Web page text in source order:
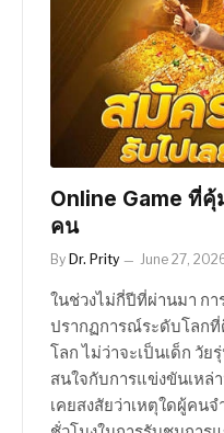
Online Game ที่คุ้
คน
By Dr. Prity June 27,
ในช่วงไม่กี่ปีที่ผ่านมา ก
ปรากฏการณ์ระดับโลก
โลก ไม่ว่าจะเป็นเด็ก วั
สนใจกับการแข่งขันเหล่
เคยสงสัยว่าเหตุใดผู้คน